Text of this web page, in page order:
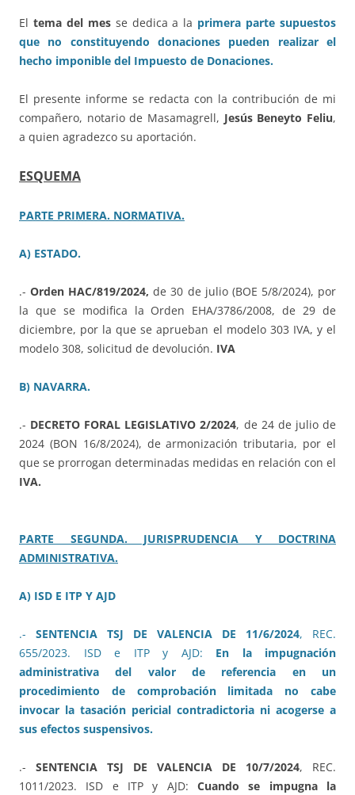
El tema del messe dedica a la primera parte supuestos
que no constituyendo donaciones pueden realizar el
hecho imponible del Impuesto de Donaciones.
El presente informe se redacta con la contribución de mi
compañero, notario de Masamagrell, Jesús Beneyto Feliu,
a quien agradezco su aportación.
ESQUEMA
PARTE PRIMERA. NORMATIVA.
A) ESTADO.
.- Orden HAC/819/2024, de 30 de julio (BOE 5/8/2024), por
la que se modifica la Orden EHA/3786/2008, de 29 de
diciembre, por la que se aprueban el modelo 303 IVA, y el
modelo 308, solicitud de devolución. IVA
B) NAVARRA.
.- DECRETO FORAL LEGISLATIVO 2/2024, de 24 de julio de
2024 (BON 16/8/2024), de armonización tributaria, por el
que se prorrogan determinadas medidas en relación con el
IVA.
PARTE SEGUNDA. JURISPRUDENCIA Y DOCTRINA
ADMINISTRATIVA.
A) ISD E ITP Y AJD
.- SENTENCIA TSJ DE VALENCIA DE 11/6/2024, REC.
655/2023. ISD e ITP y AJD: En la impugnación
administrativa del valor de referencia en un
procedimiento de comprobación limitada no cabe
invocar la tasación pericial contradictoria ni acogerse a
sus efectos suspensivos.
.- SENTENCIA TSJ DE VALENCIA DE 10/7/2024, REC.
1011/2023. ISD e ITP y AJD: Cuando se impugna la